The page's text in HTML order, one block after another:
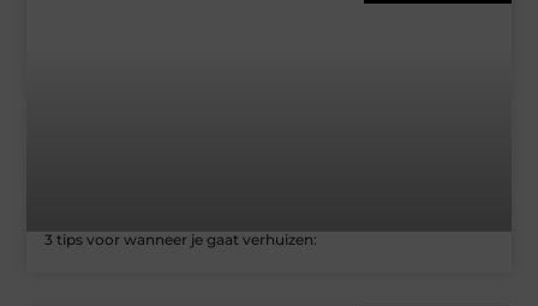
3 tips voor wanneer je gaat verhuizen: